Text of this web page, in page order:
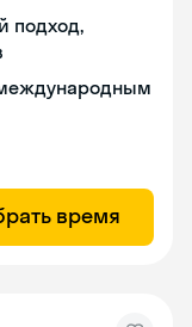
подход,
международным
время